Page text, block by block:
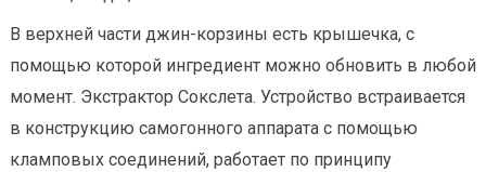
В верхней части джин-корзины есть крышечка, с
помощью которой ингредиент можно обновить в любой
момент. Экстрактор Сокслета. Устройство встраивается
в конструкцию самогонного аппарата с помощью
кламповых соединений, работает по принципу